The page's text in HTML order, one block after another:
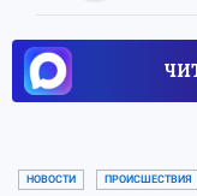
НОВОСТИ ПРОИСШЕСТВИЯ